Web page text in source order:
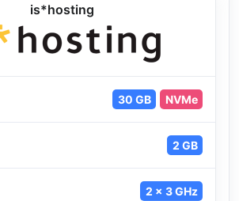
is*hosting
30 GB NVMe
2 GB
2 x 3 GHz